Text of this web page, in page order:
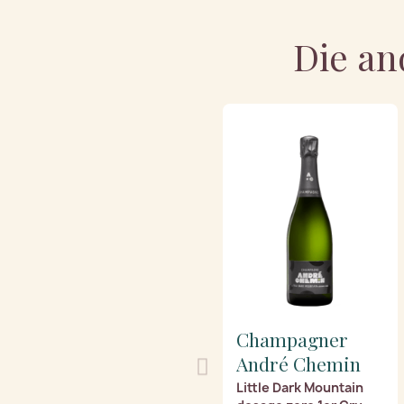
Die
Champagner
André Chemin
Little Dark Mountain